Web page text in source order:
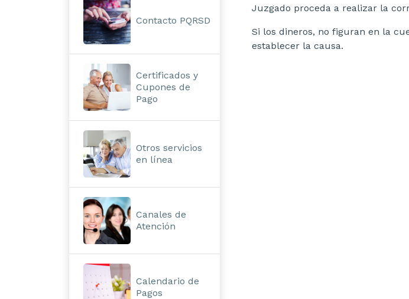
Contacto PQRSD
Certificados y
Cupones de
Pago
Otros servicios
en línea
Canales de
Atención
Calendario de
Pagos
Juzgado proceda a realizar la
Si los dineros, no figuran en la
establecer la causa.